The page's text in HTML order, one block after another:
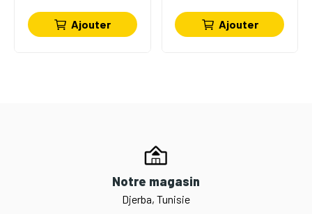
Ajouter Ajouter
Notre magasin
Djerba, Tunisie